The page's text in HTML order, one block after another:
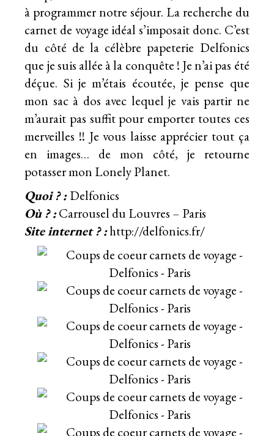
à programmer notre séjour. La recherche du
carnet de voyage idéal s’imposait donc. C’est
du côté de la célèbre papeterie Delfonics
que je suis allée à la conquête ! Je n’ai pas été
déçue. Si je m’étais écoutée, je pense que
mon sac à dos avec lequel je vais partir ne
m’aurait pas suffit pour emporter toutes ces
merveilles !! Je vous laisse apprécier tout ça
en images… de mon côté, je retourne
potasser mon Lonely Planet.
Quoi ? :Delfonics
Où ? :Carrousel du Louvres – Paris
Site internet ? :http://delfonics.fr/